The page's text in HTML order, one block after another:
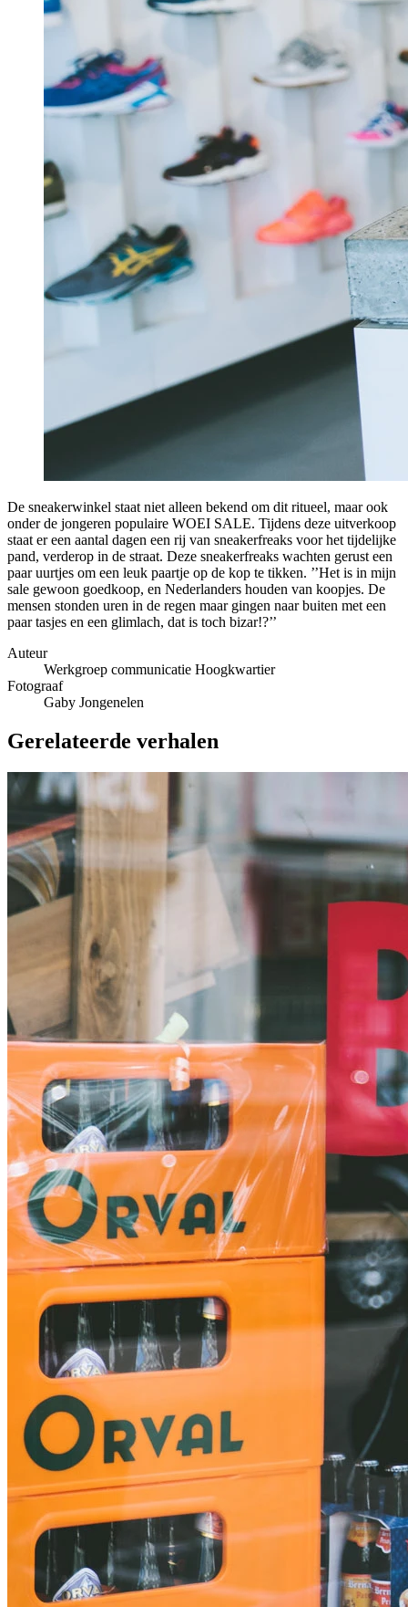
De sneakerwinkel staat niet alleen bekend om dit ritueel, maar ook
onder de jongeren populaire WOEI SALE. Tijdens deze uitverkoop
staat er een aantal dagen een rij van sneakerfreaks voor het tijdelijke
pand, verderop in de straat. Deze sneakerfreaks wachten gerust een
paar uurtjes om een leuk paartje op de kop te tikken. ’’Het is in mijn
sale gewoon goedkoop, en Nederlanders houden van koopjes. De
mensen stonden uren in de regen maar gingen naar buiten met een
paar tasjes en een glimlach, dat is toch bizar!?’’
Auteur
Werkgroep communicatie Hoogkwartier
Fotograaf
Gaby Jongenelen
Gerelateerde verhalen